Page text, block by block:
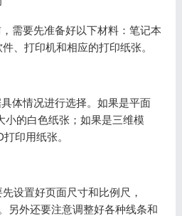
需要先准备好以下材料：笔记本
、打印机和相应的打印纸张。
体情况进行选择。如果是平面
小的白色纸张；如果是三维模
印用纸张。
设置好页面尺寸和比例尺，
另外还要注意调整好各种线条和